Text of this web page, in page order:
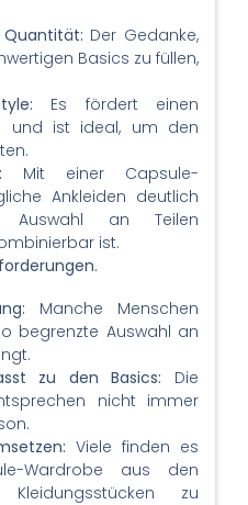
Der Gedanke,
Basics zu füllen,
Es fördert einen
und ist ideal, um den
Mit einer Capsule-
Ankleiden deutlich
an Teilen
ist.
Manche Menschen
begrenzte Auswahl an
zu den Basics: Die
nicht immer
Viele finden es
Wardrobe aus den
zu